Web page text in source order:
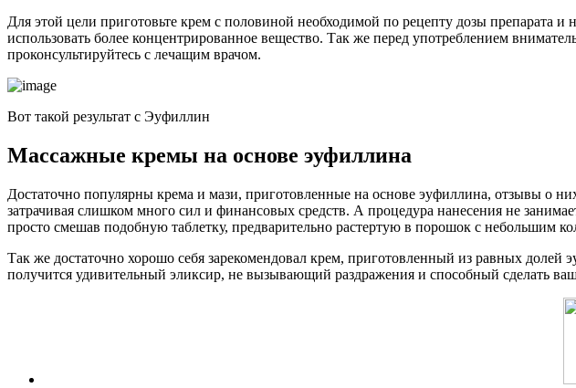
Для этой цели приготовьте крем с половиной необходимой по рецепту дозы препарата
использовать более концентрированное вещество. Так же перед употреблением
проконсультируйтесь с лечащим врачом.
Вот такой результат с Эуфиллин
Массажные кремы на основе эуфиллина
Достаточно популярны крема и мази, приготовленные на основе эуфиллина, отзывы о
затрачивая слишком много сил и финансовых средств. А процедура нанесения не
просто смешав подобную таблетку, предварительно растертую в порошок с небольшим
Так же достаточно хорошо себя зарекомендовал крем, приготовленный из равных долей
получится удивительный эликсир, не вызывающий раздражения и способный сделать